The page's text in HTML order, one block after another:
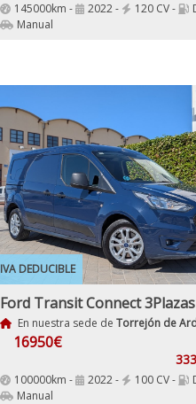
145000km - 2022 - 120 CV -
Manual
IVA DEDUCIBLE
En nuestra sede deTorrejón de
16950€
100000km - 2022 - 100 CV -
Manual